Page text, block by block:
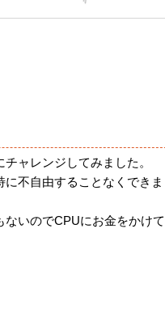
ャレンジしてみました。
不自由することなくできま
いのでCPUにお金をかけ